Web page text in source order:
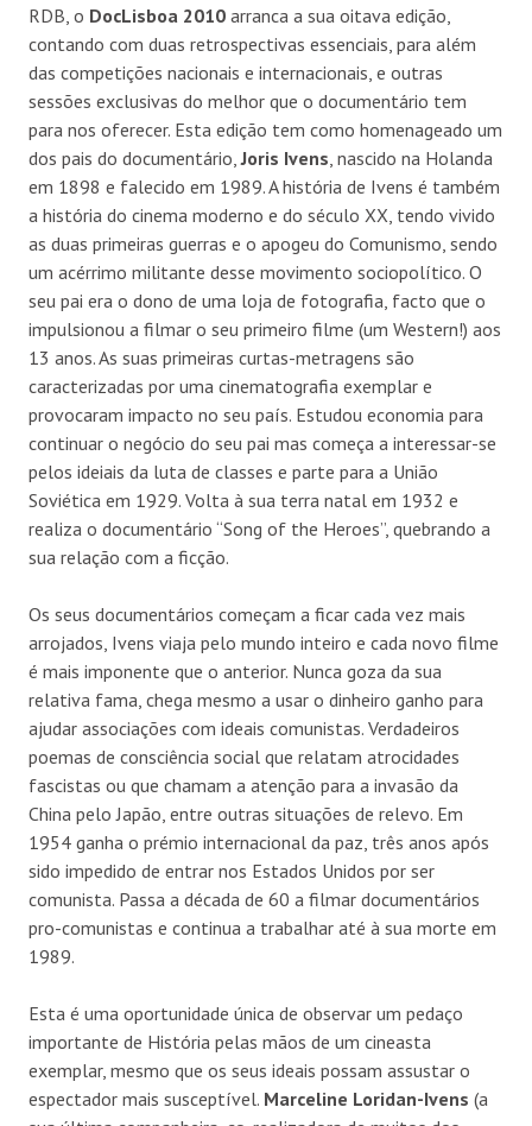
RDB, o DocLisboa 2010 arranca a sua oitava edição,
contando com duas retrospectivas essenciais, para além
das competições nacionais e internacionais, e outras
sessões exclusivas do melhor que o documentário tem
para nos oferecer. Esta edição tem como homenageado um
dos pais do documentário,Joris Ivens , nascido na Holanda
em 1898 e falecido em 1989. A história de Ivens é também
a história do cinema moderno e do século XX, tendo vivido
as duas primeiras guerras e o apogeu do Comunismo, sendo
um acérrimo militante desse movimento sociopolítico. O
seu pai era o dono de uma loja de fotografia, facto que o
impulsionou a filmar o seu primeiro filme (um Western!) aos
13 anos. As suas primeiras curtas-metragens são
caracterizadas por uma cinematografia exemplar e
provocaram impacto no seu país. Estudou economia para
continuar o negócio do seu pai mas começa a interessar-se
pelos ideiais da luta de classes e parte para a União
Soviética em 1929. Volta à sua terra natal em 1932 e
realiza o documentário “Song of the Heroes”, quebrando a
sua relação com a ficção.
Os seus documentários começam a ficar cada vez mais
arrojados, Ivens viaja pelo mundo inteiro e cada novo filme
é mais imponente que o anterior. Nunca goza da sua
relativa fama, chega mesmo a usar o dinheiro ganho para
ajudar associações com ideais comunistas. Verdadeiros
poemas de consciência social que relatam atrocidades
fascistas ou que chamam a atenção para a invasão da
China pelo Japão, entre outras situações de relevo. Em
1954 ganha o prémio internacional da paz, três anos após
sido impedido de entrar nos Estados Unidos por ser
comunista. Passa a década de 60 a filmar documentários
pro-comunistas e continua a trabalhar até à sua morte em
1989.
Esta é uma oportunidade única de observar um pedaço
importante de História pelas mãos de um cineasta
exemplar, mesmo que os seus ideais possam assustar o
espectador mais susceptível. Marceline Loridan-Ivens (a